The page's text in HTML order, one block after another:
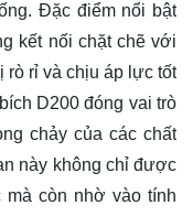
Đặc điểm nổi bật
kết nối chặt chẽ với
rò rỉ và chịu áp lực tốt
D200 đóng vai trò
chảy của các chất
này không chỉ được
còn nhờ vào tính